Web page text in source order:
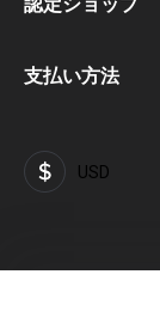
法人顧客ポータ
よくある質問
インプリント
キャリアと求人
SOFTFLIX® ブ
投資家
支払い方法
USD